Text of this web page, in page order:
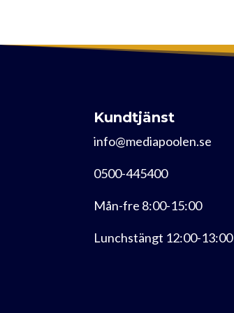
Kundtjänst
info@mediapoolen.se
0500-445400
Mån-fre 8:00-15:00
Lunchstängt 12:00-13:00